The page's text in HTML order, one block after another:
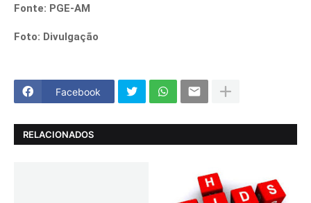
Fonte: PGE-AM
Foto: Divulgação
Facebook
RELACIONADOS